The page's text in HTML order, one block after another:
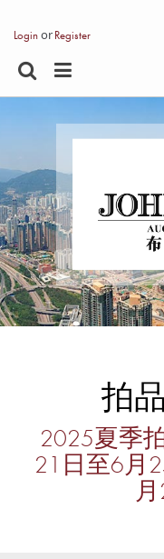
Loginor Register
拍
2025夏季
21日至6月